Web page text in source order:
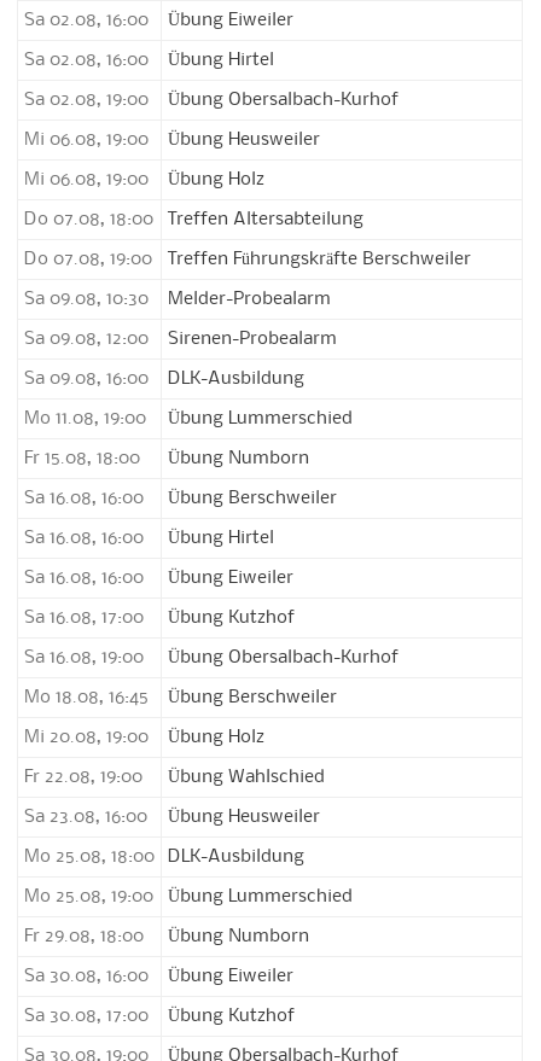
Sa 02.08, 16:00 Übung Eiweiler
Sa 02.08, 16:00 Übung Hirtel
Sa 02.08, 19:00 Übung Obersalbach-Kurhof
Mi 06.08, 19:00 Übung Heusweiler
Mi 06.08, 19:00 Übung Holz
Do 07.08, 18:00 Treffen Altersabteilung
Do 07.08, 19:00 Treffen Führungskräfte Berschweiler
Sa 09.08, 10:30 Melder-Probealarm
Sa 09.08, 12:00 Sirenen-Probealarm
Sa 09.08, 16:00 DLK-Ausbildung
Mo 11.08, 19:00 Übung Lummerschied
Fr 15.08, 18:00 Übung Numborn
Sa 16.08, 16:00 Übung Berschweiler
Sa 16.08, 16:00 Übung Hirtel
Sa 16.08, 16:00 Übung Eiweiler
Sa 16.08, 17:00 Übung Kutzhof
Sa 16.08, 19:00 Übung Obersalbach-Kurhof
Mo 18.08, 16:45 Übung Berschweiler
Mi 20.08, 19:00 Übung Holz
Fr 22.08, 19:00 Übung Wahlschied
Sa 23.08, 16:00 Übung Heusweiler
Mo 25.08, 18:00 DLK-Ausbildung
Mo 25.08, 19:00 Übung Lummerschied
Fr 29.08, 18:00 Übung Numborn
Sa 30.08, 16:00 Übung Eiweiler
Sa 30.08, 17:00 Übung Kutzhof
Sa 30.08, 19:00 Übung Obersalbach-Kurhof